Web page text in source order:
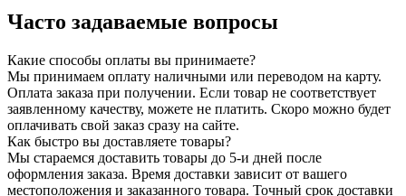
Часто задаваемые вопросы
Какие способы оплаты вы принимаете?
Мы принимаем оплату наличными или переводом на карту.
Оплата заказа при получении. Если товар не соответствует
заявленному качеству, можете не платить. Скоро можно будет
оплачивать свой заказ сразу на сайте.
Как быстро вы доставляете товары?
Мы стараемся доставить товары до 5-и дней после
оформления заказа. Время доставки зависит от вашего
местоположения и заказанного товара. Точный срок доставки